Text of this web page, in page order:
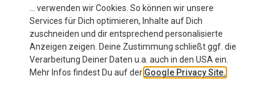
Roadie 8 Doubleduty Strap
ThermaCELL
54,95 €
… verwenden wir Cookies. So können wir unsere
Services für Dich optimieren, Inhalte auf Dich
zuschneiden und dir entsprechend personalisierte
Anzeigen zeigen. Deine Zustimmung schließt ggf. die
Verarbeitung Deiner Daten u.a. auch in den USA ein.
Mehr Infos findest Du auf der Google Privacy Site.